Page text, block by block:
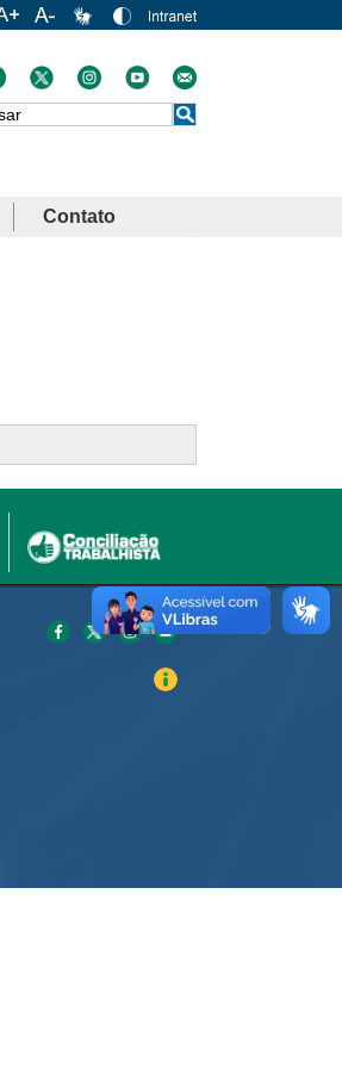
Contato